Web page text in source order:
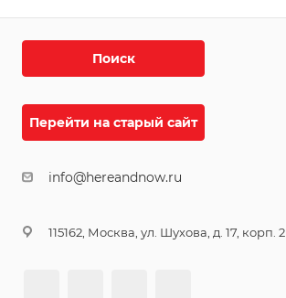
Поиск
Перейти на старый сайт
info@hereandnow.ru
115162, Москва, ул. Шухова, д. 17, корп. 2